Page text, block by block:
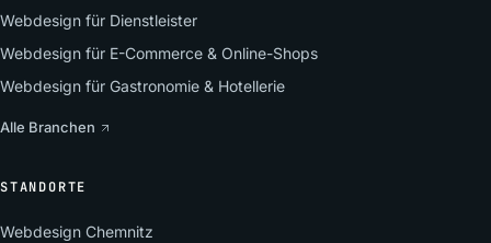
Webdesign für Dienstleister
Webdesign für E-Commerce & Online-Shops
Webdesign für Gastronomie & Hotellerie
Alle Branchen
STANDORTE
Webdesign Chemnitz